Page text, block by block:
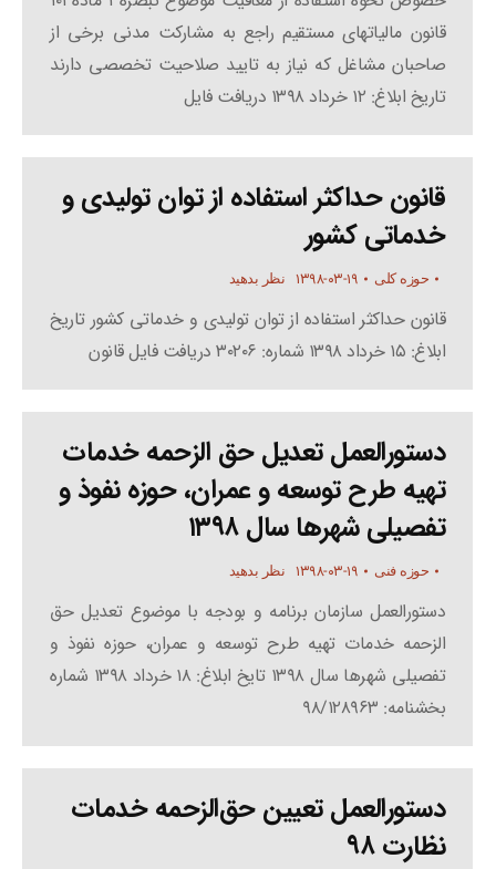
قانون مالیاتهای مستقیم راجع به مشارکت مدنی برخی از
صاحبان مشاغل که نیاز به تایید صلاحیت تخصصی دارند
تاریخ ابلاغ: ۱۲ خرداد ۱۳۹۸ دریافت فایل
قانون حداکثر استفاده از توان تولیدی و
خدماتی کشور
حوزه کلی ۱۳۹۸-۰۳-۱۹ نظر بدهید
قانون حداکثر استفاده از توان تولیدی و خدماتی کشور تاریخ
ابلاغ: ۱۵ خرداد ۱۳۹۸ شماره: ۳۰۲۰۶ دریافت فایل قانون
دستورالعمل تعدیل حق الزحمه خدمات
تهیه طرح توسعه و عمران، حوزه نفوذ و
تفصیلی شهرها سال ۱۳۹۸
حوزه فنی ۱۳۹۸-۰۳-۱۹ نظر بدهید
دستورالعمل سازمان برنامه و بودجه با موضوع تعدیل حق
الزحمه خدمات تهیه طرح توسعه و عمران، حوزه نفوذ و
تفصیلی شهرها سال ۱۳۹۸ تایخ ابلاغ: ۱۸ خرداد ۱۳۹۸ شماره
بخشنامه: ۹۸/۱۲۸۹۶۳
دستوراﻟﻌﻤﻞ ﺗﻌﯿﯿﻦ ﺣﻖاﻟﺰﺣﻤﻪ ﺧﺪﻣﺎت
ﻧﻈﺎرت ۹۸